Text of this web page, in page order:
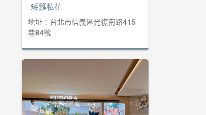
矮籬私花
地址：台北市信義區光復南路415
巷84號